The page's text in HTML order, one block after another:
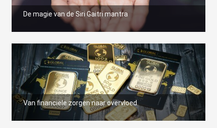
De magie van de Siri Gaitri mantra
Van financiële zorgen naar overvloed